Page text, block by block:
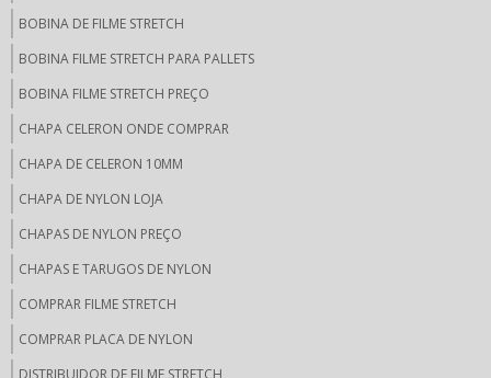
BOBINA DE FILME STRETCH
BOBINA FILME STRETCH PARA PALLETS
BOBINA FILME STRETCH PREÇO
CHAPA CELERON ONDE COMPRAR
CHAPA DE CELERON 10MM
CHAPA DE NYLON LOJA
CHAPAS DE NYLON PREÇO
CHAPAS E TARUGOS DE NYLON
COMPRAR FILME STRETCH
COMPRAR PLACA DE NYLON
DISTRIBUIDOR DE FILME STRETCH